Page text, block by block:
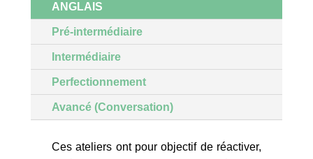
ANGLAIS
Pré-intermédiaire
Intermédiaire
Perfectionnement
Avancé (Conversation)
Ces ateliers ont pour objectif de réactiver,